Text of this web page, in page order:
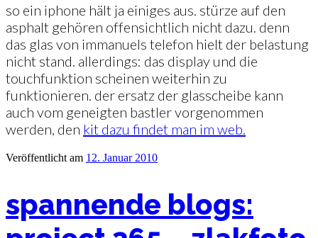
so ein iphone hält ja einiges aus. stürze auf den
asphalt gehören offensichtlich nicht dazu. denn
das glas von immanuels telefon hielt der belastung
nicht stand. allerdings: das display und die
touchfunktion scheinen weiterhin zu
funktionieren. der ersatz der glasscheibe kann
auch vom geneigten bastler vorgenommen
werden, den kit dazu findet man im web.
Veröffentlicht am 12. Januar 2010
spannende blogs: